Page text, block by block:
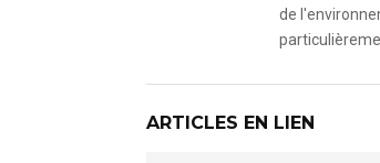
de
ARTICLES EN LIEN